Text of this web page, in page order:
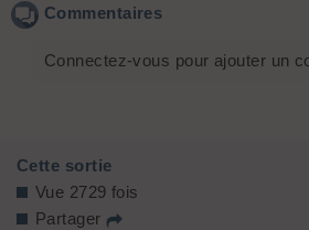
Commentaires
Connectez-vous pour ajouter un
Cette sortie
Vue 2729 fois
Partager